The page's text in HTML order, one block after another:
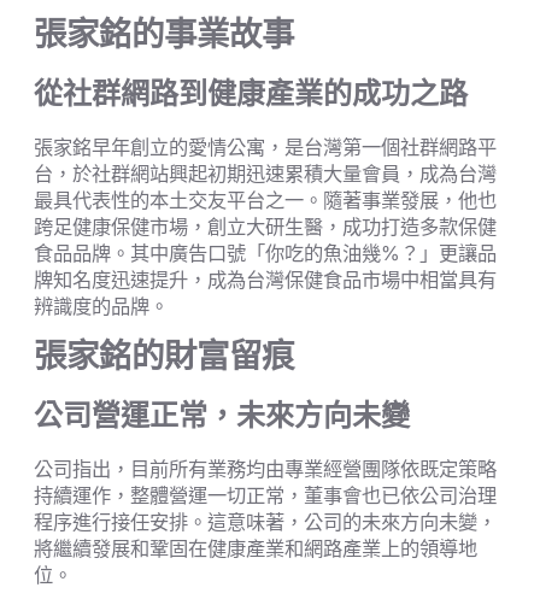
張家銘的事業故事
從社群網路到健康產業的成功之路
張家銘早年創立的愛情公寓，是台灣第一個社群網路平
台，於社群網站興起初期迅速累積大量會員，成為台灣
最具代表性的本土交友平台之一。隨著事業發展，他也
跨足健康保健市場，創立大研生醫，成功打造多款保健
食品品牌。其中廣告口號「你吃的魚油幾%？」更讓品
牌知名度迅速提升，成為台灣保健食品市場中相當具有
辨識度的品牌。
張家銘的財富留痕
公司營運正常，未來方向未變
公司指出，目前所有業務均由專業經營團隊依既定策略
持續運作，整體營運一切正常，董事會也已依公司治理
程序進行接任安排。這意味著，公司的未來方向未變，
將繼續發展和鞏固在健康產業和網路產業上的領導地
位。